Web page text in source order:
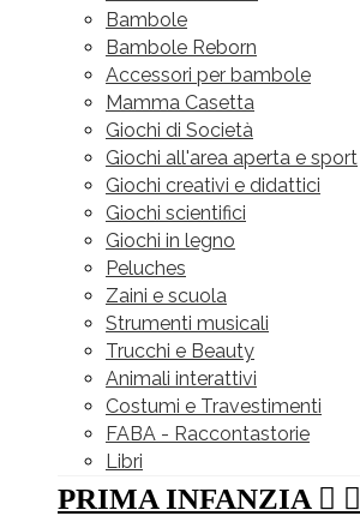
Bambole
Bambole Reborn
Accessori per bambole
Mamma Casetta
Giochi di Società
Giochi all'area aperta e sport
Giochi creativi e didattici
Giochi scientifici
Giochi in legno
Peluches
Zaini e scuola
Strumenti musicali
Trucchi e Beauty
Animali interattivi
Costumi e Travestimenti
FABA - Raccontastorie
Libri
PRIMA INFANZIA  